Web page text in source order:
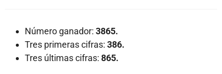
Número ganador: 3865.
Tres primeras cifras: 386.
Tres últimas cifras: 865.